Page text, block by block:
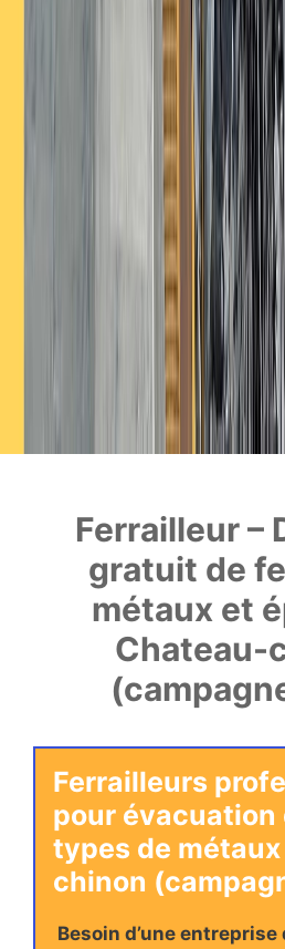
Ferrailleur –
gratuit de
métaux et
Chateau-
Ferrailleurs
pour évacuation
types de
chinon
Besoin d’une